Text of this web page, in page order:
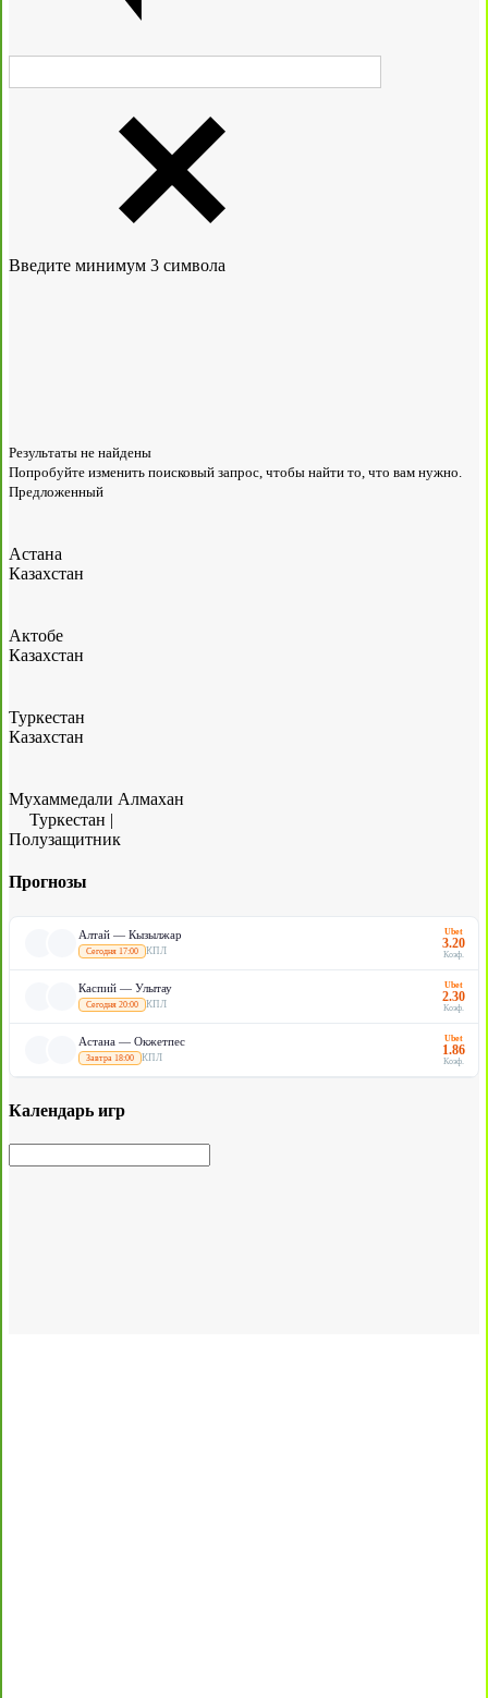
Введите минимум 3 символа
Результаты не найдены
Попробуйте изменить поисковый запрос, чтобы найти то, что вам нужно.
Предложенный
Астана
Казахстан
Актобе
Казахстан
Туркестан
Казахстан
Мухаммедали Алмахан
Туркестан |
Полузащитник
Прогнозы
Алтай — Кызылжар
Сегодня 17:00 КПЛ
Ubet
3.20
Коэф.
Каспий — Улытау
Сегодня 20:00 КПЛ
Ubet
2.30
Коэф.
Астана — Окжетпес
Завтра 18:00 КПЛ
Ubet
1.86
Коэф.
Календарь игр